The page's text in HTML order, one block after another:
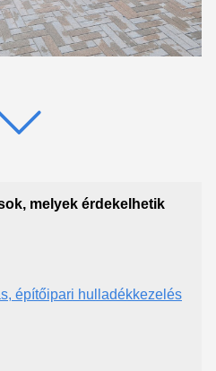
melyek érdekelhetik
építőipari hulladékkezelés